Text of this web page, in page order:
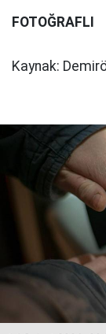
FOTOĞRAFLI
Kaynak: